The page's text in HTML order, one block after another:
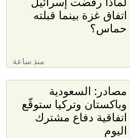
اتفاق غزة بينما قبلته
حماس؟
منذ ساعة
مصادر: السعودية
وباكستان وتركيا ستوقّع
اتفاقية دفاع مشترك
اليوم